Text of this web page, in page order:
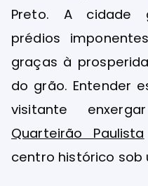
Preto. A cidade
prédios
graças à
do grão. Entender
visitante
Quarteirão Paulista
centro histórico sob